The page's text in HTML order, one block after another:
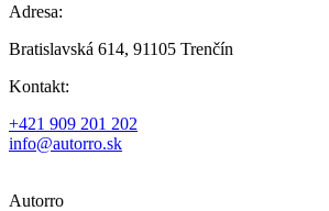
Adresa:
Bratislavská 614, 91105 Trenčín
Kontakt:
+421 909 201 202
info@autorro.sk
Autorro